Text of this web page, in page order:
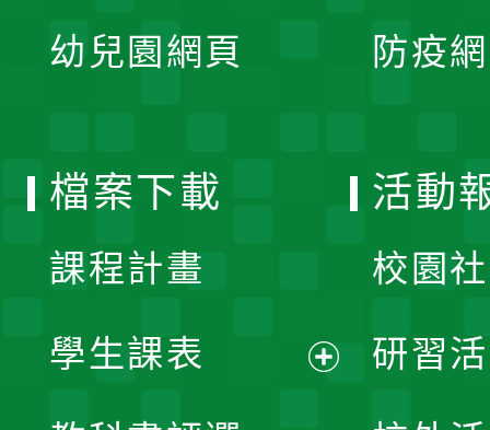
幼兒園網頁 防疫
檔案下載
課程計畫
學生課表
活動
校園
研習